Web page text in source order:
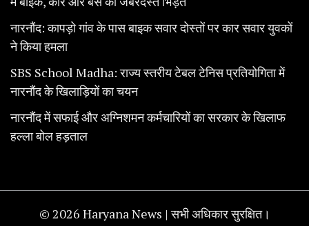
नारनौंद: कापड़ो गांव के पास बाइक सवार दोस्तों पर कार सवार युवकों
ने किया हमला
SBS School Madha: राज्य स्तरीय टेबल टेनिस प्रतियोगिता में
नारनौंद के खिलाड़ियों का चयन
नारनौंद में सफाई और अग्निशमन कर्मचारियों का सरकार के खिलाफ
हल्ला बोल हड़ताल
© 2026 Haryana News | सभी अधिकार सुरक्षित।